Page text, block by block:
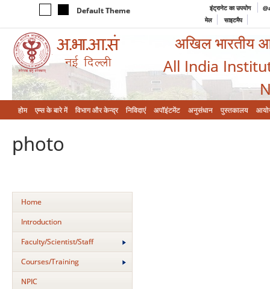
Default Theme इंट्रानेट का उपयोग
मेल
साइटमैप
अखिल भारतीय
All India
होम एम्‍स के बारे में विभाग और केन्‍द्र निविदाएं अपॉइंटमेंट अनुसंधान पुस्तकालय
photo
Home
Introduction
Faculty/Scientist/Staff
Courses/Training
NPIC